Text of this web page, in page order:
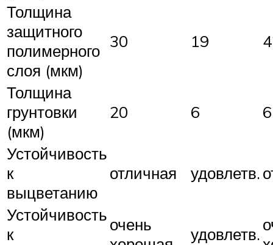
Толщина
защитного
полимерного
слоя (мкм)
30 19
Толщина
грунтовки
(мкм)
20 6
Устойчивость
к
выцветанию
отличная удовлетв.
Устойчивость
к
очень
удовлетв.